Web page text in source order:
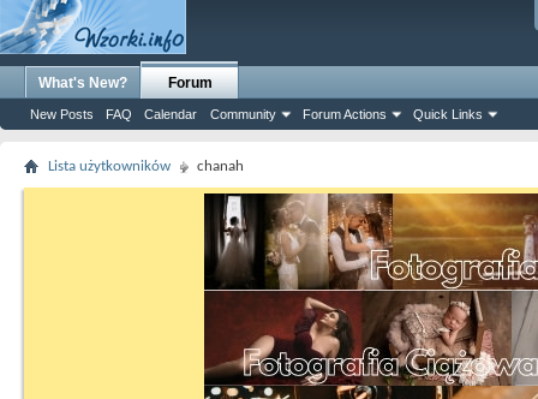
What's New? Forum
New Posts FAQ Calendar Community Forum Actions Quick Links
Lista użytkowników chanah